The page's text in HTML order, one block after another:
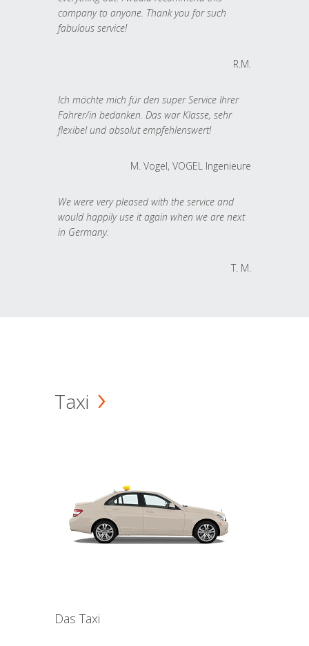
company to anyone. Thank you for such
fabulous service!
R.M.
Ich möchte mich für den super Service Ihrer
Fahrer/in bedanken. Das war Klasse, sehr
flexibel und absolut empfehlenswert!
M. Vogel, VOGEL Ingenieure
We were very pleased with the service and
would happily use it again when we are next
in Germany.
T. M.
Taxi
Das Taxi